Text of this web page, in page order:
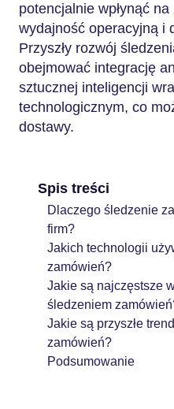
potencjalnie wpłynąć
wydajność operacyjną i
Przyszły rozwój
obejmować integrację
sztucznej inteligencji
technologicznym, co
dostawy.
Spis treści
Dlaczego śledzenie
firm?
Jakich technologii
zamówień?
Jakie są najczęstsze
śledzeniem
Jakie są przyszłe
zamówień?
Podsumowanie